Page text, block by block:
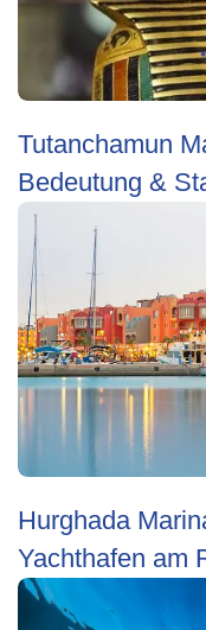
Tutanchamun
Bedeutung &
Hurghada
Yachthafen am